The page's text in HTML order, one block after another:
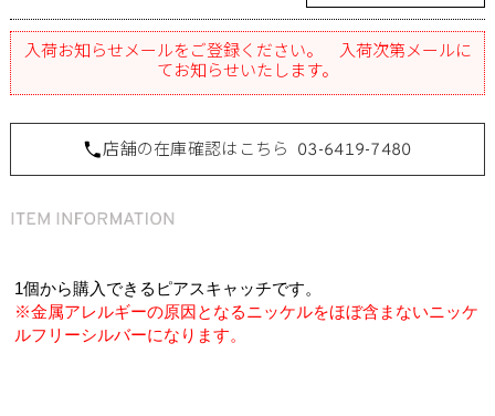
入荷お知らせメールをご登録ください。 入荷次第メールに
てお知らせいたします。
店舗の在庫確認はこちら 03-6419-7480
1個から購入できるピアスキャッチです。
※金属アレルギーの原因となるニッケルをほぼ含まないニッケ
ルフリーシルバーになります。